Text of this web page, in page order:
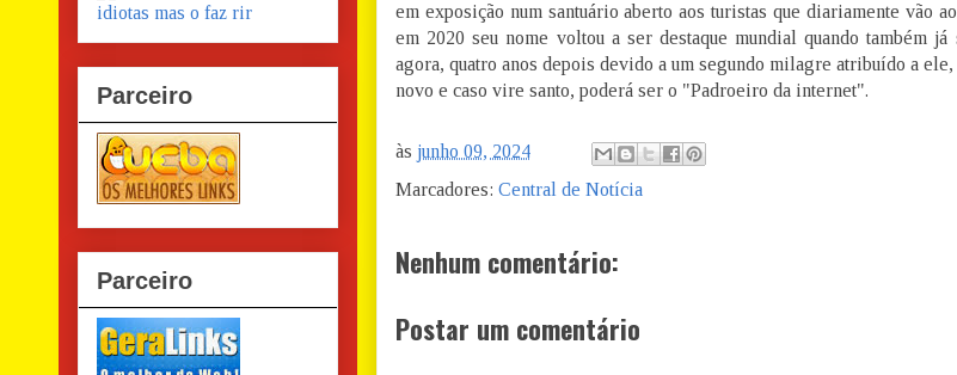
em exposição num santuário aberto aos turistas que diariamente vão
em 2020 seu nome voltou a ser destaque mundial quando também já
agora, quatro anos depois devido a um segundo milagre atribuído a
novo e caso vire santo, poderá ser o "Padroeiro da internet".
às junho 09, 2024
Marcadores: Central de Notícia
Nenhum comentário:
Postar um comentário
Parceiro
Parceiro